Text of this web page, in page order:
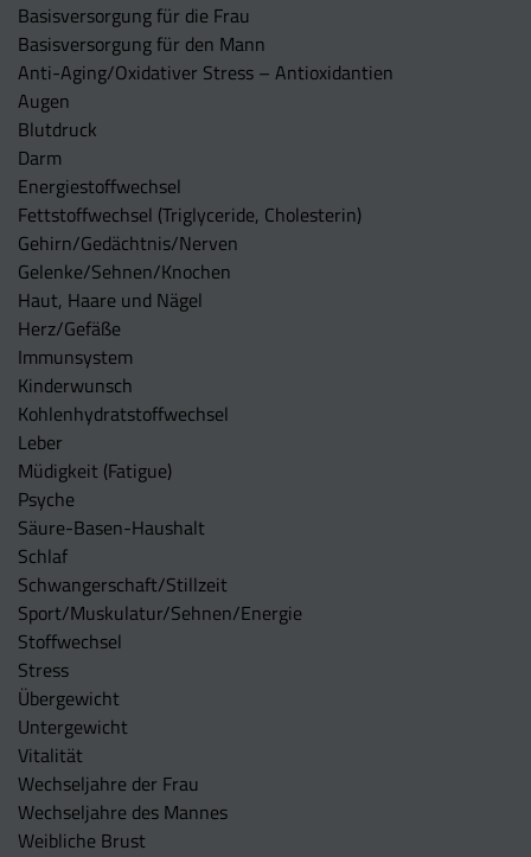
Basisversorgung für die Frau
Basisversorgung für den Mann
Anti-Aging/Oxidativer Stress – Antioxidantien
Augen
Blutdruck
Darm
Energiestoffwechsel
Fettstoffwechsel (Triglyceride, Cholesterin)
Gehirn/Gedächtnis/Nerven
Gelenke/Sehnen/Knochen
Haut, Haare und Nägel
Herz/Gefäße
Immunsystem
Kinderwunsch
Kohlenhydratstoffwechsel
Leber
Müdigkeit (Fatigue)
Psyche
Säure-Basen-Haushalt
Schlaf
Schwangerschaft/Stillzeit
Sport/Muskulatur/Sehnen/Energie
Stoffwechsel
Stress
Übergewicht
Untergewicht
Vitalität
Wechseljahre der Frau
Wechseljahre des Mannes
Weibliche Brust